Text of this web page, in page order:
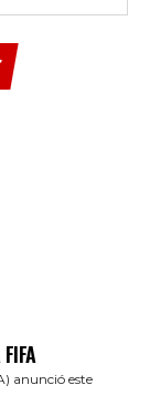
anunció este